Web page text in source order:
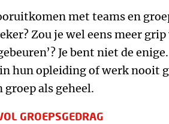
met teams en
Zou je wel eens meer
Je bent niet de
hun opleiding of werk nooit
groep als geheel.
GROEPSGEDRAG